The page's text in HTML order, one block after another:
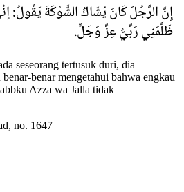
إِنَّ الرَّجُلَ كَانَ يُشَاكُ الشَّوْكَةَ يَقُولُ:
ظَلَّمَنِي رَبِّيُّ عِزِّ وَجَلٍّ.
seseorang tertusuk duri, dia
benar mengetahui bahwa engkau
Azza wa Jalla tidak
no. 1647